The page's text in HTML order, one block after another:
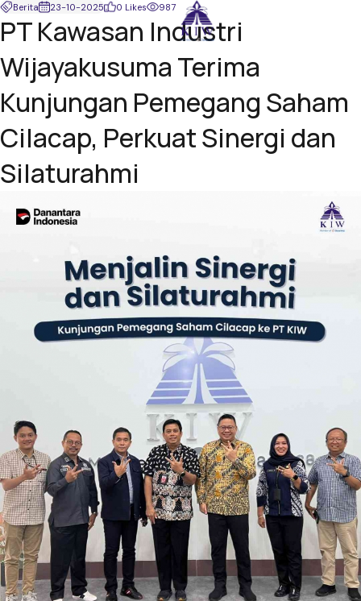
Berita 23-10-2025 0 Likes 987
PT Kawasan Industri
Wijayakusuma Terima
Kunjungan Pemegang Saham
Cilacap, Perkuat Sinergi dan
Silaturahmi